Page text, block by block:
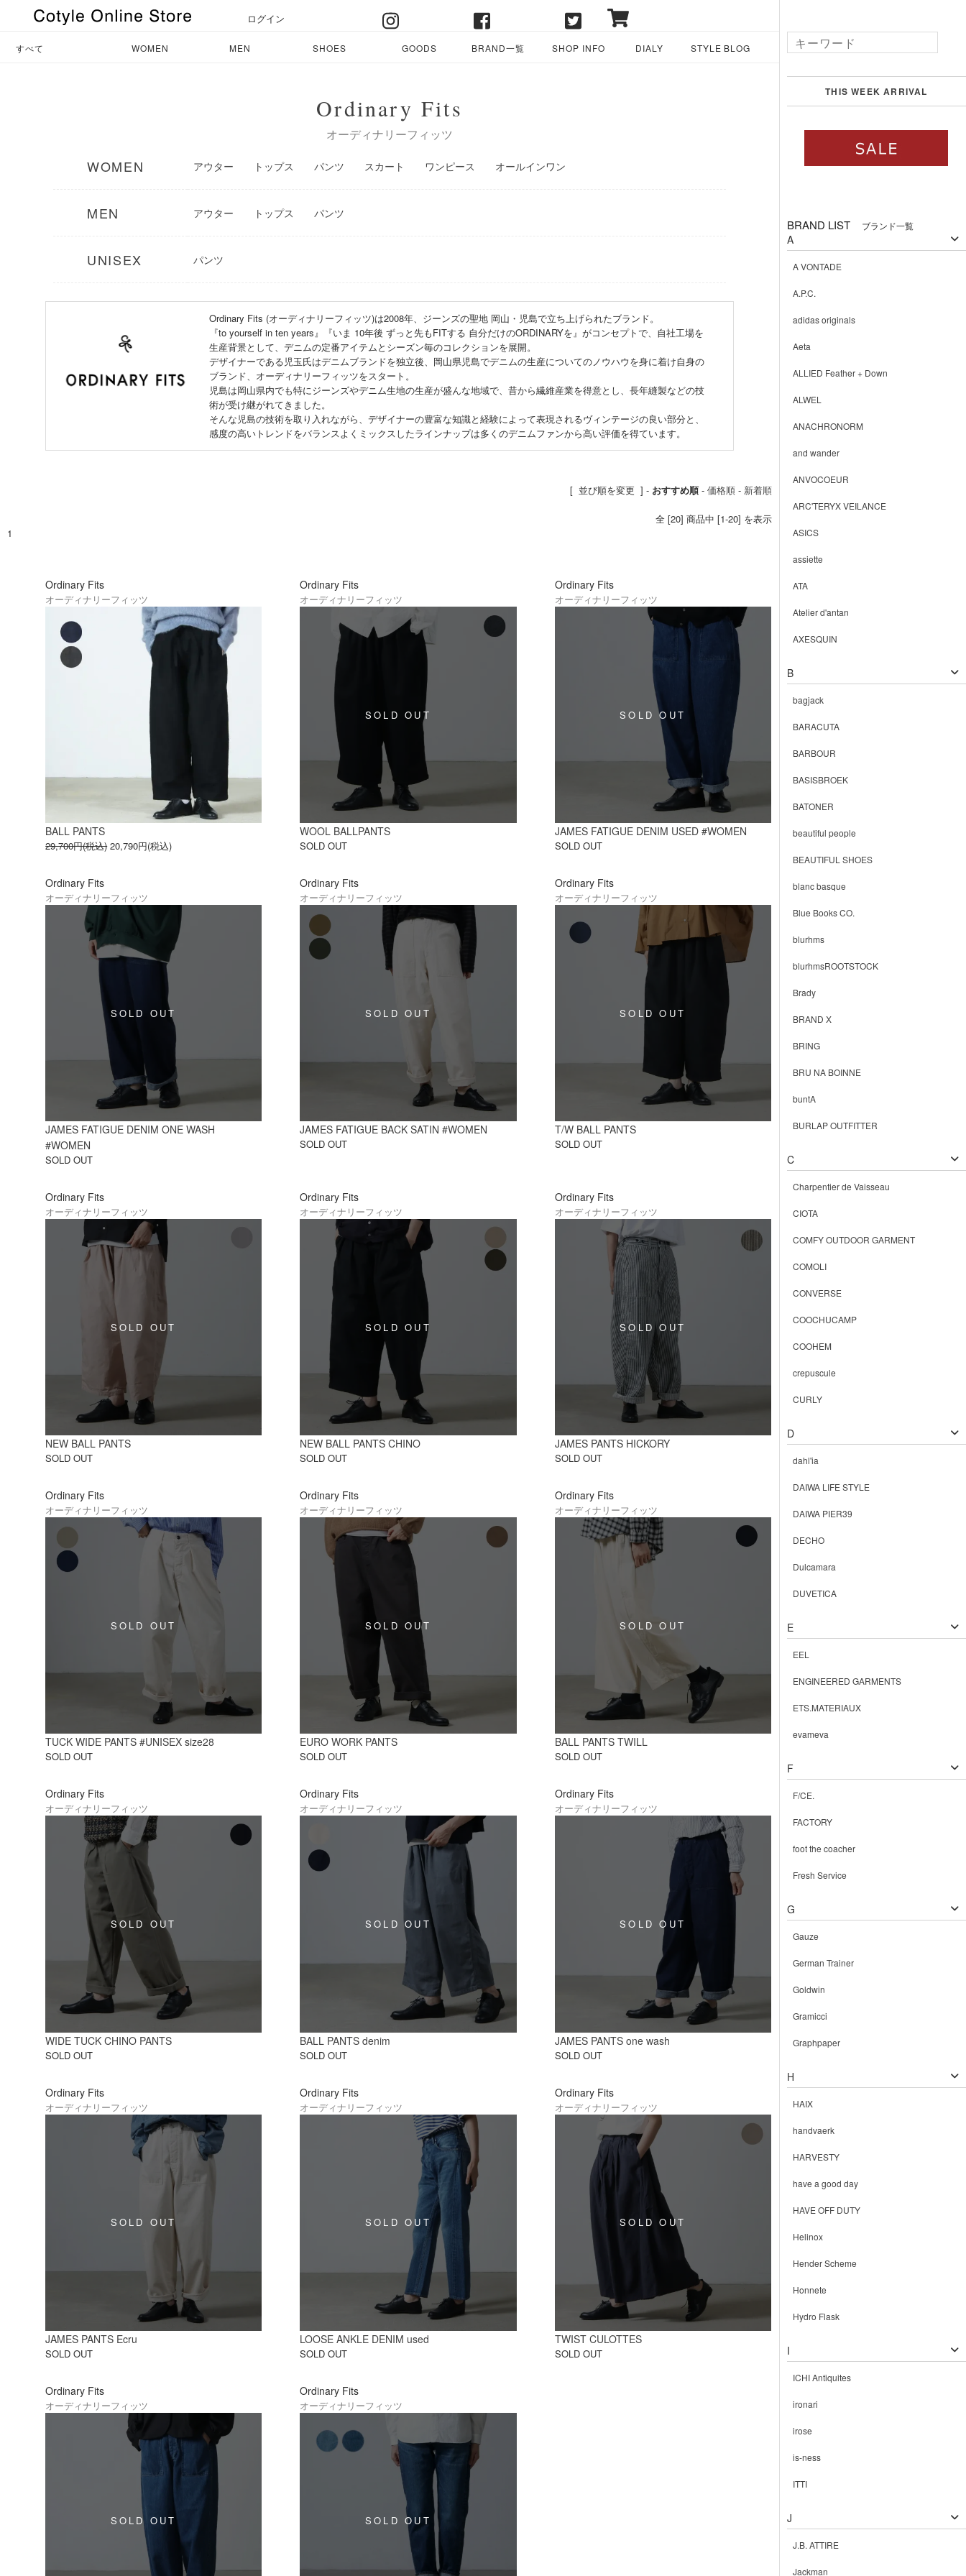
ログイン
すべて WOMEN MEN SHOES GOODS BRAND一覧 SHOP INFO DIALY STYLE BLOG
Ordinary Fits
オーディナリーフィッツ
WOMEN アウター トップス パンツ スカート ワンピース オールインワン
MEN アウター トップス パンツ
UNISEX パンツ
Ordinary Fits (オーディナリーフィッツ)は2008年、ジーンズの聖地 岡山・児島で立ち上げられたブランド。
『to yourself in ten years』『いま 10年後 ずっと先もFITする 自分だけのORDINARYを』がコンセプトで、自社工場を
生産背景として、デニムの定番アイテムとシーズン毎のコレクションを展開。
デザイナーである児玉氏はデニムブランドを独立後、岡山県児島でデニムの生産についてのノウハウを身に着け自身の
ブランド、オーディナリーフィッツをスタート。
児島は岡山県内でも特にジーンズやデニム生地の生産が盛んな地域で、昔から繊維産業を得意とし、長年縫製などの技
術が受け継がれてきました。
そんな児島の技術を取り入れながら、デザイナーの豊富な知識と経験によって表現されるヴィンテージの良い部分と、
感度の高いトレンドをバランスよくミックスしたラインナップは多くのデニムファンから高い評価を得ています。
[ 並び順を変更 ] - おすすめ順- 価格順 - 新着順
全 [20] 商品中 [1-20] を表示
1
Ordinary Fits
オーディナリーフィッツ
BALL PANTS
29,700円(税込) 20,790円(税込)
Ordinary Fits
オーディナリーフィッツ
WOOL BALLPANTS
SOLD OUT
Ordinary Fits
オーディナリーフィッツ
JAMES FATIGUE DENIM USED #WOMEN
SOLD OUT
Ordinary Fits
オーディナリーフィッツ
JAMES FATIGUE DENIM ONE WASH
#WOMEN
SOLD OUT
Ordinary Fits
オーディナリーフィッツ
JAMES FATIGUE BACK SATIN #WOMEN
SOLD OUT
Ordinary Fits
オーディナリーフィッツ
T/W BALL PANTS
SOLD OUT
Ordinary Fits
オーディナリーフィッツ
NEW BALL PANTS
SOLD OUT
Ordinary Fits
オーディナリーフィッツ
NEW BALL PANTS CHINO
SOLD OUT
Ordinary Fits
オーディナリーフィッツ
JAMES PANTS HICKORY
SOLD OUT
Ordinary Fits
オーディナリーフィッツ
TUCK WIDE PANTS #UNISEX size28
SOLD OUT
Ordinary Fits
オーディナリーフィッツ
EURO WORK PANTS
SOLD OUT
Ordinary Fits
オーディナリーフィッツ
BALL PANTS TWILL
SOLD OUT
Ordinary Fits
オーディナリーフィッツ
WIDE TUCK CHINO PANTS
SOLD OUT
Ordinary Fits
オーディナリーフィッツ
BALL PANTS denim
SOLD OUT
Ordinary Fits
オーディナリーフィッツ
JAMES PANTS one wash
SOLD OUT
Ordinary Fits
オーディナリーフィッツ
JAMES PANTS Ecru
SOLD OUT
Ordinary Fits
オーディナリーフィッツ
LOOSE ANKLE DENIM used
SOLD OUT
Ordinary Fits
オーディナリーフィッツ
TWIST CULOTTES
SOLD OUT
Ordinary Fits
オーディナリーフィッツ
Ordinary Fits
オーディナリーフィッツ
THIS WEEK ARRIVAL
BRAND LIST ブランド一覧
A
A VONTADE
A.P.C.
adidas originals
Aeta
ALLIED Feather + Down
ALWEL
ANACHRONORM
and wander
ANVOCOEUR
ARC'TERYX VEILANCE
ASICS
assiette
ATA
Atelier d'antan
AXESQUIN
B
bagjack
BARACUTA
BARBOUR
BASISBROEK
BATONER
beautiful people
BEAUTIFUL SHOES
blanc basque
Blue Books CO.
blurhms
blurhmsROOTSTOCK
Brady
BRAND X
BRING
BRU NA BOINNE
buntA
BURLAP OUTFITTER
C
Charpentier de Vaisseau
CIOTA
COMFY OUTDOOR GARMENT
COMOLI
CONVERSE
COOCHUCAMP
COOHEM
crepuscule
CURLY
D
dahl'ia
DAIWA LIFE STYLE
DAIWA PIER39
DECHO
Dulcamara
DUVETICA
E
EEL
ENGINEERED GARMENTS
ETS.MATERIAUX
evameva
F
F/CE.
FACTORY
foot the coacher
Fresh Service
G
Gauze
German Trainer
Goldwin
Gramicci
Graphpaper
H
HAIX
handvaerk
HARVESTY
have a good day
HAVE OFF DUTY
Helinox
Hender Scheme
Honnete
Hydro Flask
I
ICHI Antiquites
ironari
irose
is-ness
ITTI
J
J.B. ATTIRE
Jackman